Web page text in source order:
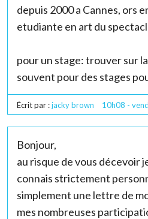
depuis 2000 a Cannes, ors
etudiante en art du
pour un stage: trouver sur
souvent pour des stages
Écrit par :jacky brown 10h08 -
Bonjour,
au risque de vous décevoir
connais strictement
simplement une lettre de
mes nombreuses